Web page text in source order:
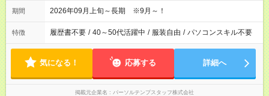
期間 2026年09月上旬～長期 ※9月～！
特徴 履歴書不要 / 40～50代活躍中 / 服装自由 / パソコンスキル不要
気になる！ 応募する 詳細へ
掲載元企業名 パーソルテンプスタッフ株式会社